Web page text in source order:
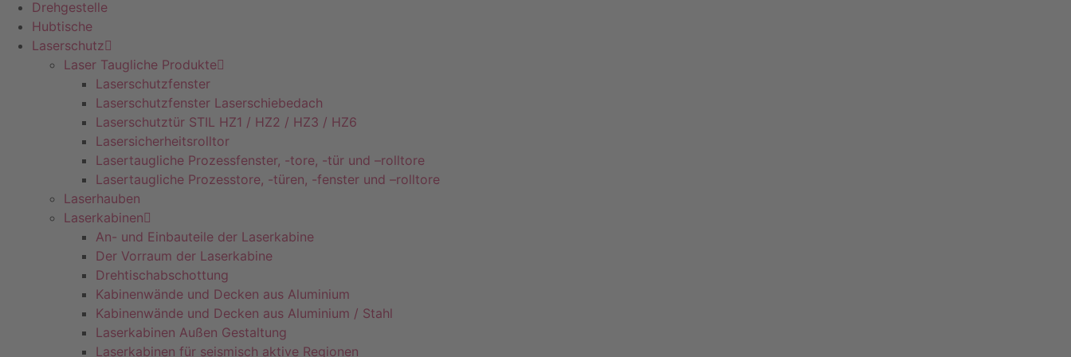
Drehgestelle
Hubtische
Laserschutz
Laser Taugliche Produkte
Laserschutzfenster
Laserschutzfenster Laserschiebedach
Laserschutztür STIL HZ1 / HZ2 / HZ3 / HZ6
Lasersicherheitsrolltor
Lasertaugliche Prozessfenster, -tore, -tür und –rolltore
Lasertaugliche Prozesstore, -türen, -fenster und –rolltore
Laserhauben
Laserkabinen
An- und Einbauteile der Laserkabine
Der Vorraum der Laserkabine
Drehtischabschottung
Kabinenwände und Decken aus Aluminium
Kabinenwände und Decken aus Aluminium / Stahl
Laserkabinen Außen Gestaltung
Laserkabinen für seismisch aktive Regionen